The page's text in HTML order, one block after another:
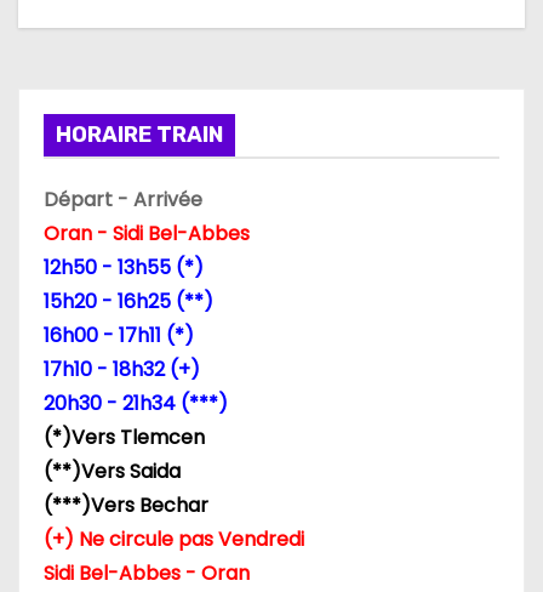
t
o
n
d
e
a
r
t
HORAIRE TRAIN
Départ - Arrivée
Oran - Sidi Bel-Abbes
12h50 - 13h55 (*)
15h20 - 16h25 (**)
16h00 - 17h11 (*)
17h10 - 18h32 (+)
20h30 - 21h34 (***)
(*)Vers Tlemcen
(**)Vers Saida
(***)Vers Bechar
(+) Ne circule pas Vendredi
Sidi Bel-Abbes - Oran